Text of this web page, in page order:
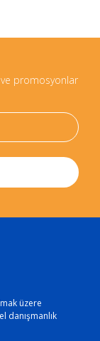
promosyonlar
üzere
danışmanlık